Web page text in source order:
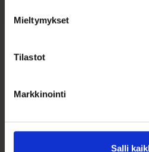
Mieltymykset
Tilastot
Markkinointi
Salli